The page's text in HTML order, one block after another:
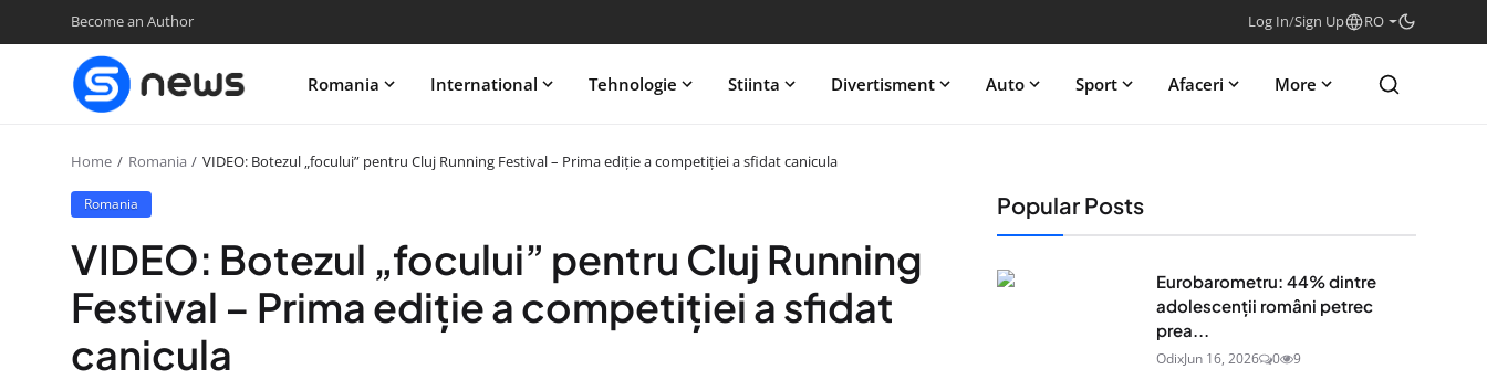
Become an Author Log In/Sign Up RO
Romania International Tehnologie Stiinta Divertisment Auto Sport Afaceri More
Home Romania VIDEO: Botezul „focului” pentru Cluj Running Festival – Prima ediție a competiției a sfidat canicula
Romania
VIDEO: Botezul „focului” pentru Cluj Running
Festival – Prima ediție a competiției a sfidat
canicula
Popular Posts
Eurobarometru: 44% dintre
adolescenţii români petrec
prea...
OdixJun 16, 2026 0 9